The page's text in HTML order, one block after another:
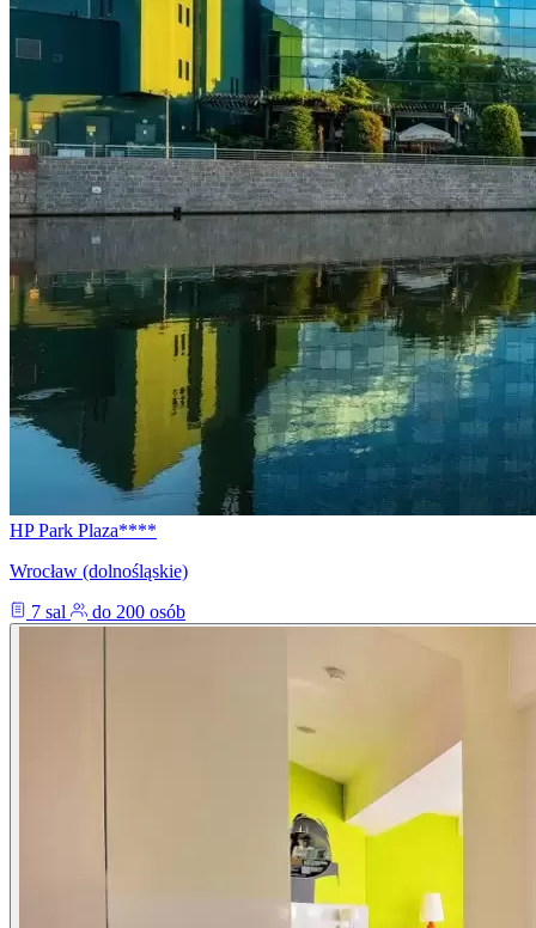
HP Park Plaza****
Wrocław (dolnośląskie)
7 sal
do 200 osób